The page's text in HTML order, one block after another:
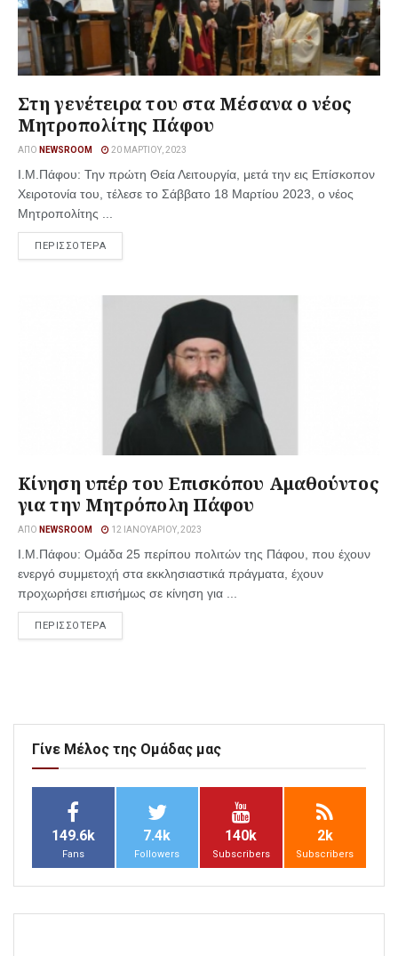
Στη γενέτειρα του στα Μέσανα ο νέος
Μητροπολίτης Πάφου
ΑΠΌ NEWSROOM 20 ΜΑΡΤΊΟΥ, 2023
Ι.Μ.Πάφου: Την πρώτη Θεία Λειτουργία, μετά την εις Επίσκοπον
Xειροτονία του, τέλεσε το Σάββατο 18 Μαρτίου 2023, ο νέος
Μητροπολίτης ...
ΠΕΡΙΣΣΟΤΕΡΑ
Κίνηση υπέρ του Επισκόπου Αμαθούντος
για την Μητρόπολη Πάφου
ΑΠΌ NEWSROOM 12 ΙΑΝΟΥΑΡΊΟΥ, 2023
Ι.Μ.Πάφου: Ομάδα 25 περίπου πολιτών της Πάφου, που έχουν
ενεργό συμμετοχή στα εκκλησιαστικά πράγματα, έχουν
προχωρήσει επισήμως σε κίνηση για ...
ΠΕΡΙΣΣΟΤΕΡΑ
Γίνε Μέλος της Ομάδας μας
149.6k
Fans
7.4k
Followers
140k
Subscribers
2k
Subscribers